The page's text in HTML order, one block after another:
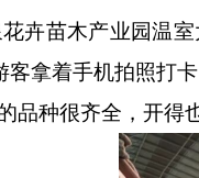
卉苗木产业园温
拿着手机拍照打
品种很齐全，开得